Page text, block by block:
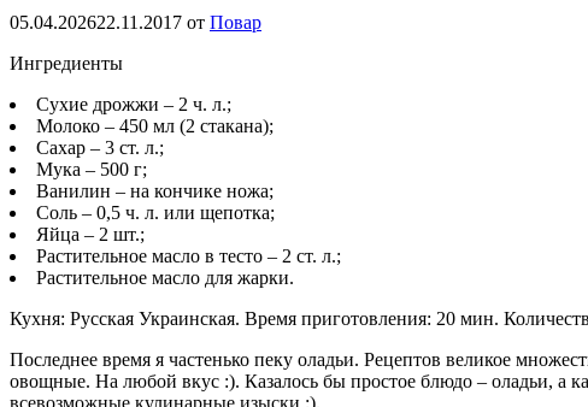
05.04.202622.11.2017 от Повар
Ингредиенты
Сухие дрожжи – 2 ч. л.;
Молоко – 450 мл (2 стакана);
Сахар – 3 ст. л.;
Мука – 500 г;
Ванилин – на кончике ножа;
Соль – 0,5 ч. л. или щепотка;
Яйца – 2 шт.;
Растительное масло в тесто – 2 ст. л.;
Растительное масло для жарки.
Кухня: Русская Украинская. Время приготовления: 20 мин.
Последнее время я частенько пеку оладьи. Рецептов великое
овощные. На любой вкус :). Казалось бы простое блюдо – оладьи, а